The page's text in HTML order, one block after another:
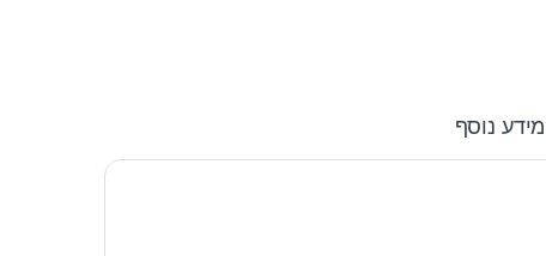
מידע נוסף